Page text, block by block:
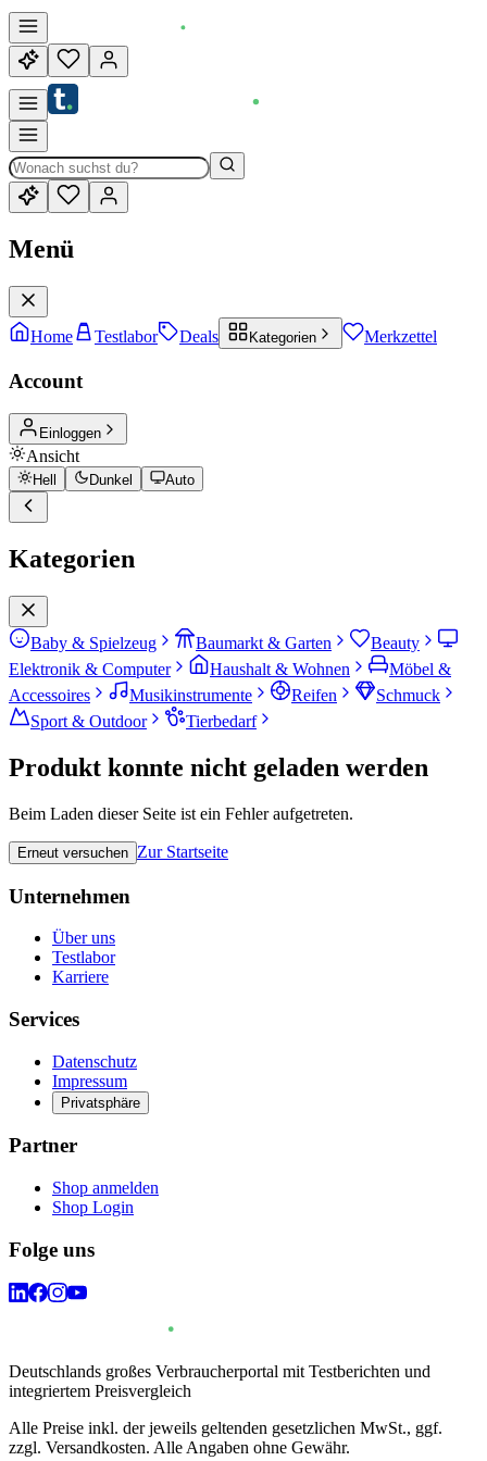
Menü
Home Testlabor Deals Kategorien Merkzettel
Account
Einloggen
Ansicht
Hell Dunkel Auto
Kategorien
Baby & Spielzeug Baumarkt & Garten
Beauty
Elektronik & Computer
Haushalt & Wohnen
Möbel &
Accessoires
Musikinstrumente Reifen
Schmuck
Sport & Outdoor
Tierbedarf
Produkt konnte nicht geladen werden
Beim Laden dieser Seite ist ein Fehler aufgetreten.
Erneut versuchen Zur Startseite
Unternehmen
Über uns
Testlabor
Karriere
Services
Datenschutz
Impressum
Privatsphäre
Partner
Shop anmelden
Shop Login
Folge uns
Deutschlands großes Verbraucherportal mit Testberichten und
integriertem Preisvergleich
Alle Preise inkl. der jeweils geltenden gesetzlichen MwSt., ggf.
zzgl. Versandkosten. Alle Angaben ohne Gewähr.